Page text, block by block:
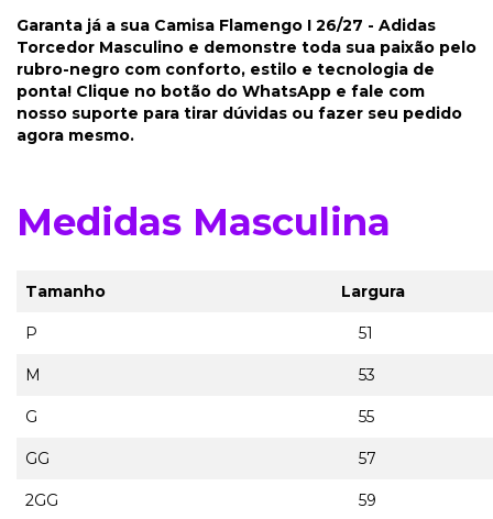
Garanta já a sua Camisa Flamengo I 26/27 - Adidas
Torcedor Masculino e demonstre toda sua paixão pelo
rubro-negro com conforto, estilo e tecnologia de
ponta! Clique no botão do WhatsApp e fale com
nosso suporte para tirar dúvidas ou fazer seu pedido
agora mesmo.
Medidas Masculina
Tamanho Largura
P 51
M 53
G 55
GG 57
2GG 59